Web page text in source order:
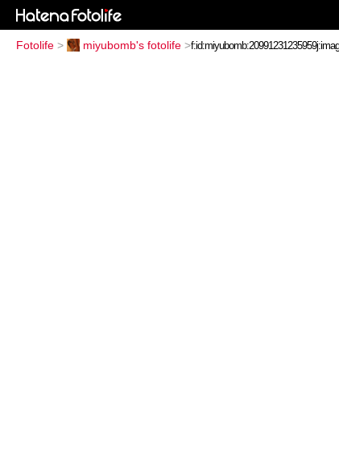
Fotolife > miyubomb's fotolife >